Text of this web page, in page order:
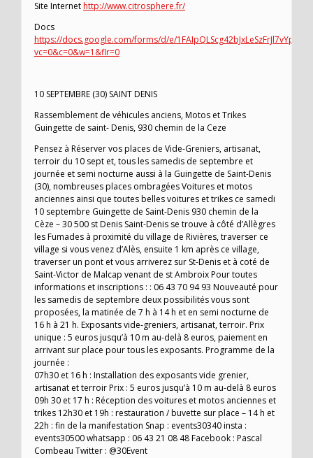
Site Internethttp://www.citrosphere.fr/
Docs
https://docs.google.com/forms/d/e/
vc=0&c=0&w=1&flr=0
10 SEPTEMBRE (30) SAINT DENIS
Rassemblement de véhicules anciens, Motos et Trikes
Guingette de saint- Denis, 930 chemin de la Ceze
Pensez à Réserver vos places de Vide-Greniers, artisanat,
terroir du 10 sept et, tous les samedis de septembre et
journée et semi nocturne aussi à la Guingette de Saint-Denis
(30), nombreuses places ombragées Voitures et motos
anciennes ainsi que toutes belles voitures et trikes ce samedi
10 septembre Guingette de Saint-Denis 930 chemin de la
Cèze – 30 500 st Denis Saint-Denis se trouve à côté d’Allègres
les Fumades à proximité du village de Rivières, traverser ce
village si vous venez d’Alès, ensuite 1 km après ce village,
traverser un pont et vous arriverez sur St-Denis et à coté de
Saint-Victor de Malcap venant de st Ambroix Pour toutes
informations et inscriptions : : 06 43 70 94 93 Nouveauté pour
les samedis de septembre deux possibilités vous sont
proposées, la matinée de 7 h à 14 h et en semi nocturne de
16 h à 21 h. Exposants vide-greniers, artisanat, terroir. Prix
unique : 5 euros jusqu’à 10 m au-delà 8 euros, paiement en
arrivant sur place pour tous les exposants. Programme de la
journée :
07h30 et 16 h : Installation des exposants vide grenier,
artisanat et terroir Prix : 5 euros jusqu’à 10 m au-delà 8 euros
09h 30 et 17 h : Réception des voitures et motos anciennes et
trikes 12h30 et 19h : restauration / buvette sur place – 14 h et
22h : fin de la manifestation Snap : events30340 insta :
events30500 whatsapp : 06 43 21 08 48 Facebook : Pascal
Combeau Twitter : @30Event